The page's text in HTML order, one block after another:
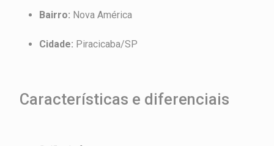
Bairro: Nova América
Cidade: Piracicaba/SP
Características e diferenciais